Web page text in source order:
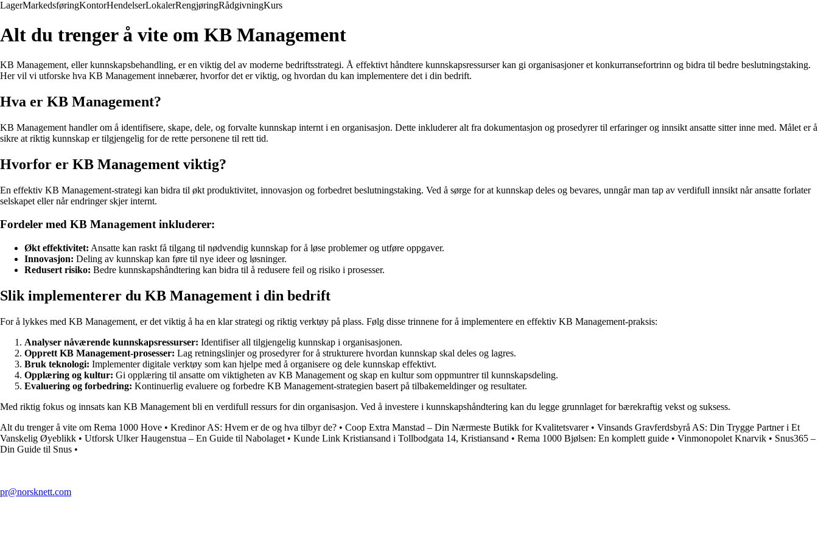
LagerMarkedsføringKontorHendelserLokalerRengjøringRådgivningKurs
Alt du trenger å vite om KB Management
KB Management, eller kunnskapsbehandling, er en viktig del av moderne bedriftsstrategi. Å effektivt håndtere kunnskapsressurser kan gi organisasjoner et konkurransefortrinn og bidra til bedre beslutningstaking.
Her vil vi utforske hva KB Management innebærer, hvorfor det er viktig, og hvordan du kan implementere det i din bedrift.
Hva er KB Management?
KB Management handler om å identifisere, skape, dele, og forvalte kunnskap internt i en organisasjon. Dette inkluderer alt fra dokumentasjon og prosedyrer til erfaringer og innsikt ansatte sitter inne med. Målet er å
sikre at riktig kunnskap er tilgjengelig for de rette personene til rett tid.
Hvorfor er KB Management viktig?
En effektiv KB Management-strategi kan bidra til økt produktivitet, innovasjon og forbedret beslutningstaking. Ved å sørge for at kunnskap deles og bevares, unngår man tap av verdifull innsikt når ansatte forlater
selskapet eller når endringer skjer internt.
Fordeler med KB Management inkluderer:
Økt effektivitet: Ansatte kan raskt få tilgang til nødvendig kunnskap for å løse problemer og utføre oppgaver.
Innovasjon: Deling av kunnskap kan føre til nye ideer og løsninger.
Redusert risiko: Bedre kunnskapshåndtering kan bidra til å redusere feil og risiko i prosesser.
Slik implementerer du KB Management i din bedrift
For å lykkes med KB Management, er det viktig å ha en klar strategi og riktig verktøy på plass. Følg disse trinnene for å implementere en effektiv KB Management-praksis:
Analyser nåværende kunnskapsressurser: Identifiser all tilgjengelig kunnskap i organisasjonen.
Opprett KB Management-prosesser: Lag retningslinjer og prosedyrer for å strukturere hvordan kunnskap skal deles og lagres.
Bruk teknologi: Implementer digitale verktøy som kan hjelpe med å organisere og dele kunnskap effektivt.
Opplæring og kultur: Gi opplæring til ansatte om viktigheten av KB Management og skap en kultur som oppmuntrer til kunnskapsdeling.
Evaluering og forbedring: Kontinuerlig evaluere og forbedre KB Management-strategien basert på tilbakemeldinger og resultater.
Med riktig fokus og innsats kan KB Management bli en verdifull ressurs for din organisasjon. Ved å investere i kunnskapshåndtering kan du legge grunnlaget for bærekraftig vekst og suksess.
Alt du trenger å vite om Rema 1000 Hove • Kredinor AS: Hvem er de og hva tilbyr de? • Coop Extra Manstad – Din Nærmeste Butikk for Kvalitetsvarer• Vinsands Gravferdsbyrå AS: Din Trygge Partner i Et
Vanskelig Øyeblikk • Utforsk Ulker Haugenstua – En Guide til Nabolaget • Kunde Link Kristiansand i Tollbodgata 14, Kristiansand • Rema 1000 Bjølsen: En komplett guide • Vinmonopolet Knarvik • Snus365 –
Din Guide til Snus •
pr@norsknett.com